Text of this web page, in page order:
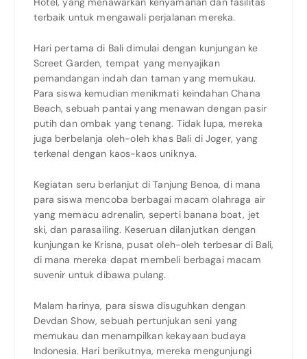
terbaik untuk mengawali perjalanan mereka.
Hari pertama di Bali dimulai dengan kunjungan ke
Screet Garden, tempat yang menyajikan
pemandangan indah dan taman yang memukau.
Para siswa kemudian menikmati keindahan Chana
Beach, sebuah pantai yang menawan dengan pasir
putih dan ombak yang tenang. Tidak lupa, mereka
juga berbelanja oleh-oleh khas Bali di Joger, yang
terkenal dengan kaos-kaos uniknya.
Kegiatan seru berlanjut di Tanjung Benoa, di mana
para siswa mencoba berbagai macam olahraga air
yang memacu adrenalin, seperti banana boat, jet
ski, dan parasailing. Keseruan dilanjutkan dengan
kunjungan ke Krisna, pusat oleh-oleh terbesar di Bali,
di mana mereka dapat membeli berbagai macam
suvenir untuk dibawa pulang.
Malam harinya, para siswa disuguhkan dengan
Devdan Show, sebuah pertunjukan seni yang
memukau dan menampilkan kekayaan budaya
Indonesia. Hari berikutnya, mereka mengunjungi